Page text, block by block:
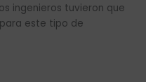
ingenieros tuvieron que
este tipo de